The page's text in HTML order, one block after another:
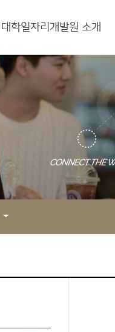
대학일자리개발원 소개